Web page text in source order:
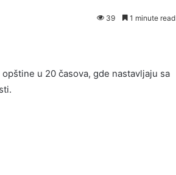
39 1 minute read
u 20 časova, gde nastavljaju sa